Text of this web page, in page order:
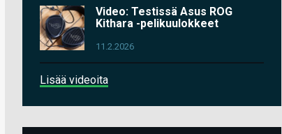
Video: Testissä Asus ROG
Kithara -pelikuulokkeet
11.2.2026
Lisää videoita